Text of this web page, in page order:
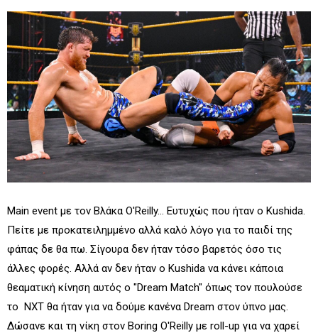
Main event με τον Βλάκα O'Reilly... Ευτυχώς που ήταν ο Kushida.
Πείτε με προκατειλημμένο αλλά καλό λόγο για το παιδί της
φάπας δε θα πω. Σίγουρα δεν ήταν τόσο βαρετός όσο τις
άλλες φορές. Αλλά αν δεν ήταν ο Kushida να κάνει κάποια
θεαματική κίνηση αυτός ο "Dream Match" όπως τον πουλούσε
το ΝΧΤ θα ήταν για να δούμε κανένα Dream στον ύπνο μας.
Δώσανε και τη νίκη στον Boring O'Reilly με roll-up για να χαρεί